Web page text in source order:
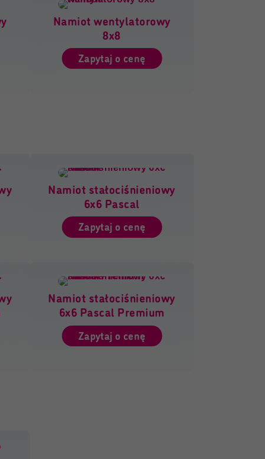
Namiot wentylatorowy
8x8
Zapytaj o cenę
Namiot stałociśnieniowy
6x6 Pascal
Zapytaj o cenę
Namiot stałociśnieniowy
6x6 Pascal Premium
Zapytaj o cenę